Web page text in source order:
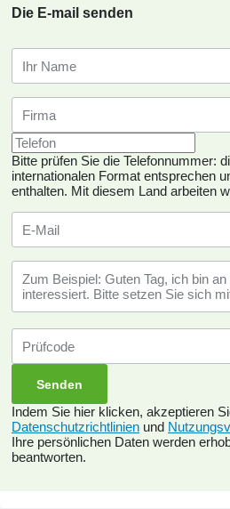
Die E-mail senden
Bitte prüfen Sie die Telefonnummer:
internationalen Format entsprechen
enthalten. Mit diesem Land arbeiten
Indem Sie hier klicken, akzeptieren
Datenschutzrichtlinien und
Ihre persönlichen Daten werden
beantworten.